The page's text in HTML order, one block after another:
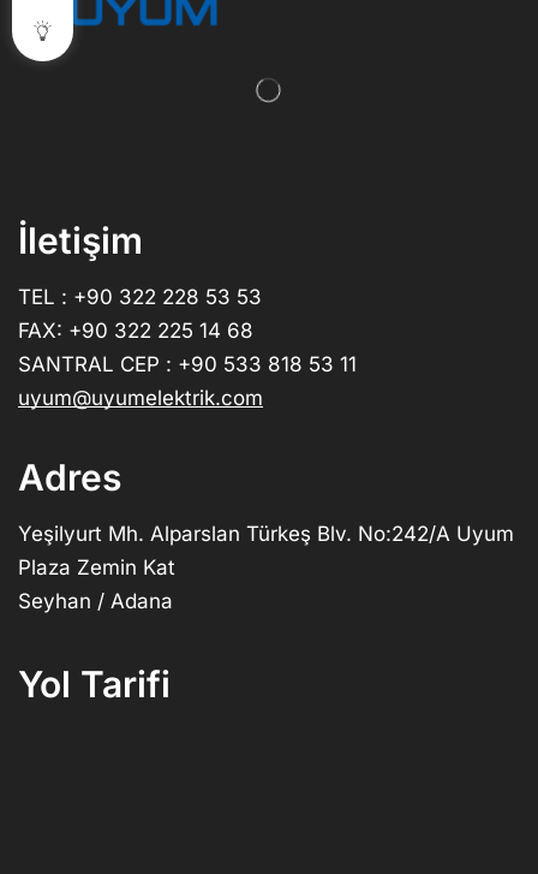
İletişim
TEL : +90 322 228 53 53
FAX: +90 322 225 14 68
SANTRAL CEP : +90 533 818 53 11
uyum@uyumelektrik.com
Adres
Yeşilyurt Mh. Alparslan Türkeş Blv. No:242/A Uyum
Plaza Zemin Kat
Seyhan / Adana
Yol Tarifi